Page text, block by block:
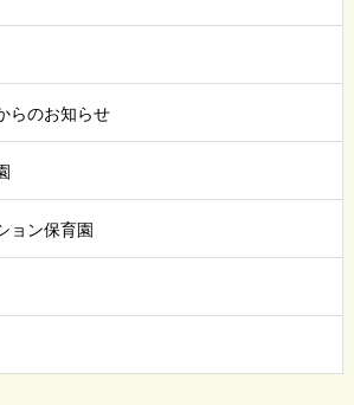
らのお知らせ
ョン保育園